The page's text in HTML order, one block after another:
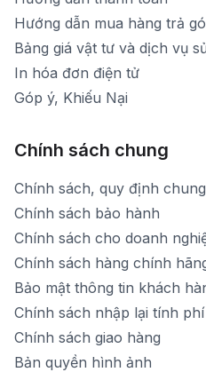
Hướng dẫn mua hàng trả
Bảng giá vật tư và dịch vụ
In hóa đơn điện tử
Góp ý, Khiếu Nại
Chính sách chung
Chính sách, quy định chung
Chính sách bảo hành
Chính sách cho doanh
Chính sách hàng chính
Bảo mật thông tin khách
Chính sách nhập lại tính phí
Chính sách giao hàng
Bản quyền hình ảnh